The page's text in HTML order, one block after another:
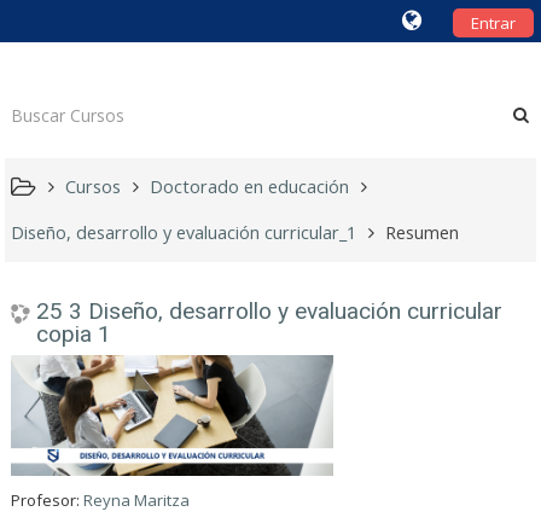
Entrar
Cursos
Doctorado en educación
Diseño, desarrollo y evaluación curricular_1
Resumen
25 3 Diseño, desarrollo y evaluación curricular
copia 1
Profesor:Reyna Maritza